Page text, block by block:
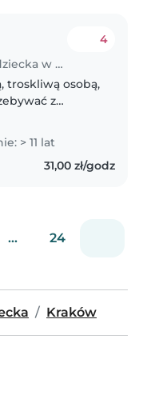
Opiekunka do dziecka w Kraków
4
troskliwą osobą,
z
w pomoc.
w
> 11 lat
31,00 zł/godz
... 24
Kraków